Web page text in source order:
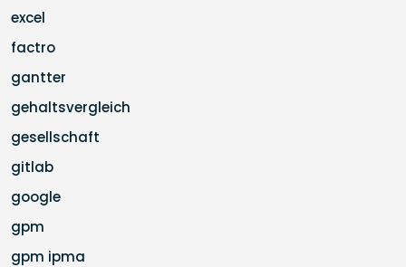
excel
factro
gantter
gehaltsvergleich
gesellschaft
gitlab
google
gpm
gpm ipma